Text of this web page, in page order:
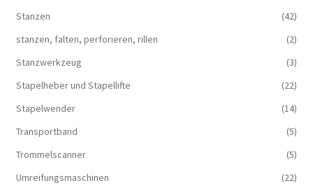
Stanzen
(42)
stanzen, falten, perforieren, rillen
(2)
Stanzwerkzeug
(3)
Stapelheber und Stapellifte
(22)
Stapelwender
(14)
Transportband
(5)
Trommelscanner
(5)
Umreifungsmaschinen
(22)